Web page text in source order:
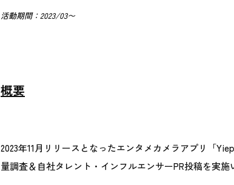
活動期間：2023/03〜
概要
2023年11月リリースとなったエンタメカメラアプリ「
量調査＆自社タレント・インフルエンサーPR投稿を実施